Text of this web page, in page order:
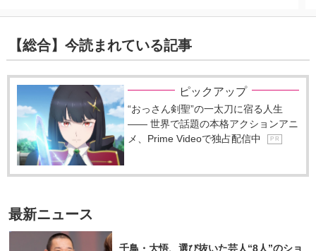
【総合】今読まれている記事
ピックアップ
“おっさん剣聖”の一太刀に宿る人生
―― 世界で話題の本格アクションアニ
メ、Prime Videoで独占配信中
P R
最新ニュース
千鳥・大悟、選び抜いた芸人“8人”のショ